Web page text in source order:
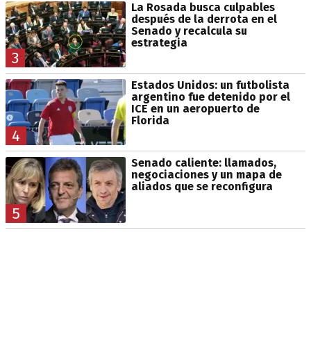
3
La Rosada busca culpables
después de la derrota en el
Senado y recalcula su
estrategia
4
Estados Unidos: un futbolista
argentino fue detenido por el
ICE en un aeropuerto de
Florida
5
Senado caliente: llamados,
negociaciones y un mapa de
aliados que se reconfigura